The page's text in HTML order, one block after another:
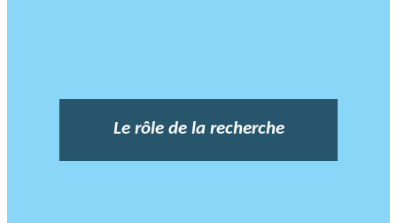
Le rôle de la recherche